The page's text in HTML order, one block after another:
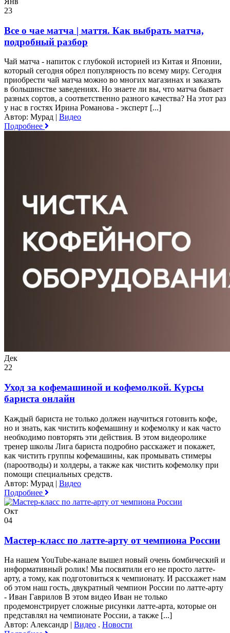
23
Все о чае матча | маття. Как выбрать матча,
подробный разбор
Чай матча - напиток с глубокой историей из Китая и Японии,
который сегодня обрел популярность по всему миру. Сегодня
приобрести чай матча можно во многих магазинах и заказать
в большинстве заведениях. Но знаете ли вы, что матча бывает
разных сортов, а соответственно разного качества? На этот раз
у нас в гостях Ирина Романова - эксперт [...]
Автор: Мурад | Видео
Подробнее
Дек
22
Уход за кофемашиной и кофемолкой. Курсы
бариста онлайн
Каждый бариста не только должен научиться готовить кофе,
но и знать, как чистить кофемашину и кофемолку и как часто
необходимо повторять эти действия. В этом видеоролике
тренер школы Лига бариста подробно расскажет и покажет,
как чистить группы кофемашины, как промывать стимеры
(пароотводы) и холдеры, а также как чистить кофемолку при
помощи специальных средств.
Автор: Мурад | Видео
Подробнее
Окт
04
Мастер-класс по латте-арту от чемпиона России
На нашем YouTube-канале вышел новый очень бомбический и
информативный ролик! Мы посвятили его не просто латте-
арту, а тому, как подготовиться к чемпионату. И расскажет нам
об этом наш гость, двукратный чемпион России по латте-арту
- Иван Гаврилов В этом видео Иван не только
продемонстрирует сложные рисунки латте-арта, которые он
представлял на чемпионате России, а также [...]
Автор: Александр | Видео . Новости